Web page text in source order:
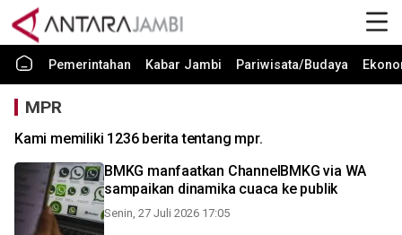
Pemerintahan Kabar Jambi Pariwisata/Budaya
MPR
Kami memiliki 1236 berita tentang mpr.
BMKG manfaatkan ChannelBMKG via WA
sampaikan dinamika cuaca ke publik
Senin, 27 Juli 2026 17:05